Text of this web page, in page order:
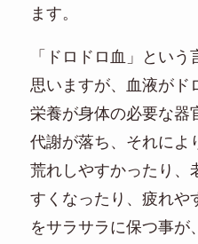
ます。
「ドロドロ血」とい
思いますが、血液がド
栄養が身体の必要な器
代謝が落ち、それによ
荒れしやすかったり、
すくなったり、疲れや
をサラサラに保つ事が